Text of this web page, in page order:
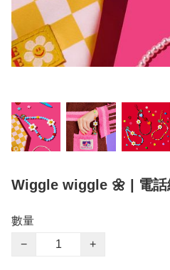
Wiggle wiggle 🌼 | 電
數量
−
+